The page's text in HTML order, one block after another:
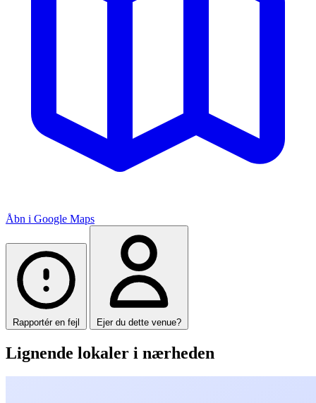
Åbn i Google Maps
Rapportér en fejl Ejer du dette venue?
Lignende lokaler i nærheden